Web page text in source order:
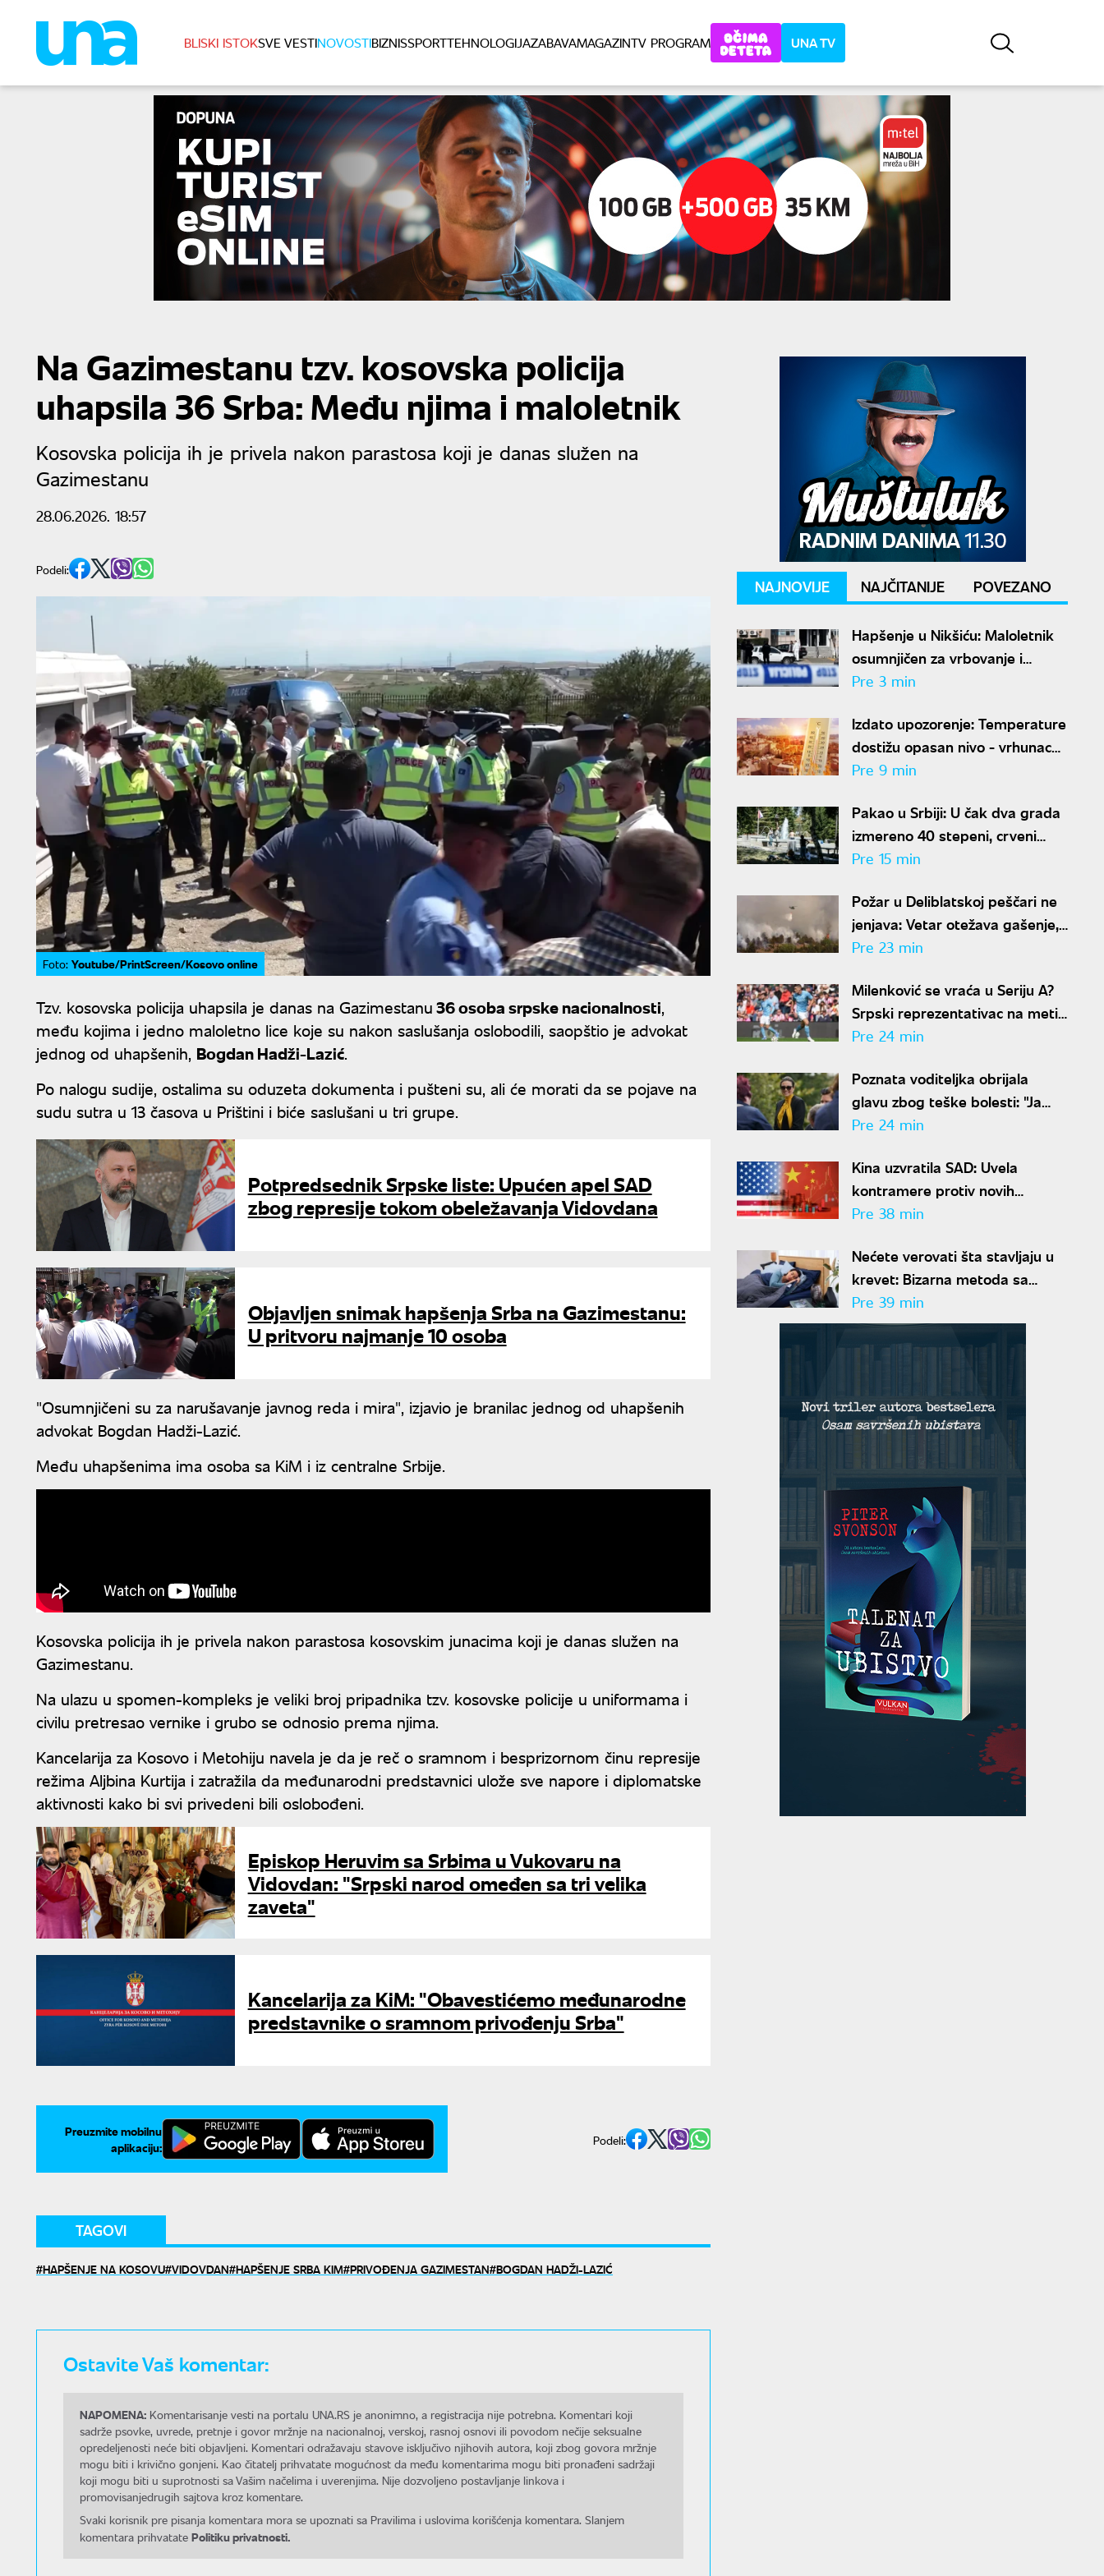
BLISKI ISTOKSVE VESTINOVOSTIBIZNISSPORTTEHNOLOGIJAZABAVAMAGAZINTV PROGRAM UNA TV
Na Gazimestanu tzv. kosovska policija
uhapsila 36 Srba: Među njima i maloletnik
Kosovska policija ih je privela nakon parastosa koji je danas služen na
Gazimestanu
28.06.2026. 18:57
Podeli:
Foto: Youtube/PrintScreen/Kosovo online
Tzv. kosovska policija uhapsila je danas na Gazimestanu36 osoba srpske nacionalnosti,
među kojima i jedno maloletno lice koje su nakon saslušanja oslobodili, saopštio je advokat
jednog od uhapšenih, Bogdan Hadži-Lazić.
Po nalogu sudije, ostalima su oduzeta dokumenta i pušteni su, ali će morati da se pojave na
sudu sutra u 13 časova u Prištini i biće saslušani u tri grupe.
Potpredsednik Srpske liste: Upućen apel SAD
zbog represije tokom obeležavanja Vidovdana
Objavljen snimak hapšenja Srba na Gazimestanu:
U pritvoru najmanje 10 osoba
"Osumnjičeni su za narušavanje javnog reda i mira", izjavio je branilac jednog od uhapšenih
advokat Bogdan Hadži-Lazić.
Među uhapšenima ima osoba sa KiM i iz centralne Srbije.
Kosovska policija ih je privela nakon parastosa kosovskim junacima koji je danas služen na
Gazimestanu.
Na ulazu u spomen-kompleks je veliki broj pripadnika tzv. kosovske policije u uniformama i
civilu pretresao vernike i grubo se odnosio prema njima.
Kancelarija za Kosovo i Metohiju navela je da je reč o sramnom i besprizornom činu represije
režima Aljbina Kurtija i zatražila da međunarodni predstavnici ulože sve napore i diplomatske
aktivnosti kako bi svi privedeni bili oslobođeni.
Episkop Heruvim sa Srbima u Vukovaru na
Vidovdan: "Srpski narod omeđen sa tri velika
zaveta"
Kancelarija za KiM: "Obavestićemo međunarodne
predstavnike o sramnom privođenju Srba"
Preuzmite mobilnu
aplikaciju:
Podeli:
TAGOVI
HAPŠENJE NA KOSOVU VIDOVDAN HAPŠENJE SRBA KIM PRIVOĐENJA GAZIMESTAN BOGDAN HADŽI-LAZIĆ
Ostavite Vaš komentar:
NAPOMENA: Komentarisanje vesti na portalu UNA.RS je anonimno, a registracija nije potrebna. Komentari koji
sadrže psovke, uvrede, pretnje i govor mržnje na nacionalnoj, verskoj, rasnoj osnovi ili povodom nečije seksualne
opredeljenosti neće biti objavljeni. Komentari odražavaju stavove isključivo njihovih autora, koji zbog govora mržnje
mogu biti i krivično gonjeni. Kao čitatelj prihvatate mogućnost da među komentarima mogu biti pronađeni sadržaji
koji mogu biti u suprotnosti sa Vašim načelima i uverenjima. Nije dozvoljeno postavljanje linkova i
promovisanjedrugih sajtova kroz komentare.
Svaki korisnik pre pisanja komentara mora se upoznati sa Pravilima i uslovima korišćenja komentara. Slanjem
komentara prihvatate Politiku privatnosti.
NAJNOVIJE NAJČITANIJE POVEZANO
Hapšenje u Nikšiću: Maloletnik
osumnjičen za vrbovanje i
obučavanje za terorizam
Pre 3 min
Izdato upozorenje: Temperature
dostižu opasan nivo - vrhunac
toplotnog talasa u Srbiji
Pre 9 min
Pakao u Srbiji: U čak dva grada
izmereno 40 stepeni, crveni
meteo-alarm i dalje na snazi
Pre 15 min
Požar u Deliblatskoj peščari ne
jenjava: Vetar otežava gašenje,
angažovani helikopteri MUP-a
Pre 23 min
Milenković se vraća u Seriju A?
Srpski reprezentativac na meti
italijanskog velikana
Pre 24 min
Poznata voditeljka obrijala
glavu zbog teške bolesti: "Ja
sam živi dokaz da se trauma
Pre 24 min
Kina uzvratila SAD: Uvela
kontramere protiv novih
američkih restrikcija
Pre 38 min
Nećete verovati šta stavljaju u
krevet: Bizarna metoda sa
povrćem rešava problem
znojenja preko noći
Pre 39 min